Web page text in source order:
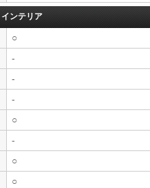
インテリア
○
-
-
-
○
-
○
○